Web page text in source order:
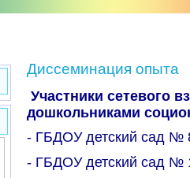
Диссеминация опыта
Участники сетевого
дошкольниками
- ГБДОУ детский сад №
- ГБДОУ детский сад №